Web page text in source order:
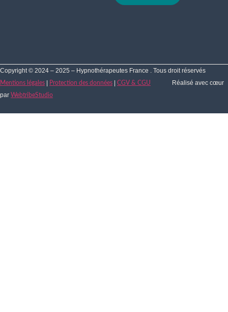
Copyright © 2024 – 2025 – Hypnothérapeutes France . Tous droit réservés
Mentions légales | Protection des données | CGV & CGU
Réalisé avec cœur
par WebtribeStudio